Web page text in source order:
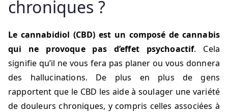
chroniques ?
Le cannabidiol (CBD) est un composé de cannabis
qui ne provoque pas d’effet psychoactif. Cela
signifie qu’il ne vous fera pas planer ou vous donnera
des hallucinations. De plus en plus de gens
rapportent que le CBD les aide à soulager une variété
de douleurs chroniques, y compris celles associées à